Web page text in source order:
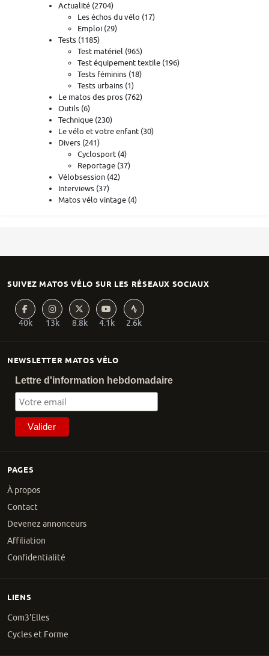
Actualité (2704)
Les échos du vélo (17)
Emploi (29)
Tests (1185)
Test matériel (965)
Test équipement textile (196)
Tests féminins (18)
Tests urbains (1)
Le matos des pros (762)
Outils (6)
Technique (230)
Le vélo et votre enfant (30)
Divers (241)
Cyclosport (4)
Reportage (37)
Vélobsession (42)
Interviews (37)
Matos vélo vintage (4)
PAGES
À propos
Contact
Devenez annonceurs
Affiliation
Confidentialité
NEWSLETTER MATOS VÉLO
Lettre d'information hebdomadaire
SUIVEZ MATOS VÉLO SUR LES RÉSEAUX SOCIAUX
40k 13k 8.8k 4.1k 2.6k
LIENS
Com3'Elles
Cycles et Forme